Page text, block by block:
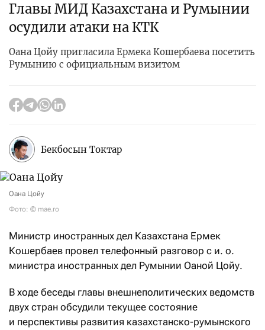
Главы МИД Казахстана и Румынии
осудили атаки на КТК
Оана Цойу пригласила Ермека Кошербаева посетить
Румынию с официальным визитом
Бекбосын Токтар
Оана Цойу
Фото: © mae.ro
Министр иностранных дел Казахстана Ермек
Кошербаев провел телефонный разговор с и. о.
министра иностранных дел Румынии Оаной Цойу.
В ходе беседы главы внешнеполитических ведомств
двух стран обсудили текущее состояние
и перспективы развития казахстанско-румынского